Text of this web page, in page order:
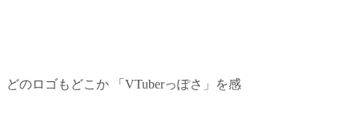
のロゴもどこか 「VTuberっぽさ」を感